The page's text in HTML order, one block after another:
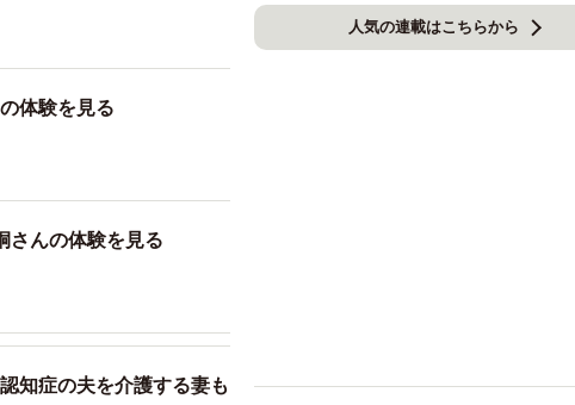
体験を見る
さんの体験を見る
知症の夫を介護する妻も
人気の連載はこちらから